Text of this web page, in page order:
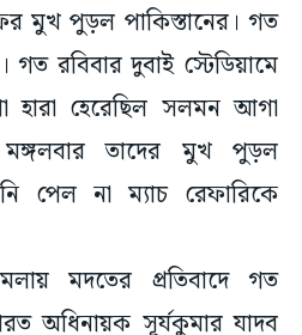
মুখ পুড়ল পাকিস্তানের। গত
গত রবিবার দুবাই স্টেডিয়ামে
হারা হেরেছিল সলমন আগা
তাদের মুখ পুড়ল
পেল না ম্যাচ রেফারিকে
মদতের প্রতিবাদে গত
অধিনায়ক সূর্যকুমার যাদব